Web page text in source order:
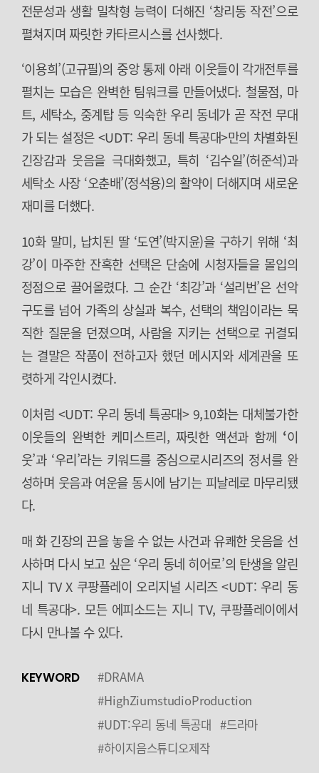
전문성과 생활 밀착형 능력이 더해진 ‘창리동 작전’으로
펼쳐지며 짜릿한 카타르시스를 선사했다.
‘이용희’(고규필)의 중앙 통제 아래 이웃들이 각개전투를
펼치는 모습은 완벽한 팀워크를 만들어냈다. 철물점, 마
트, 세탁소, 중계탑 등 익숙한 우리 동네가 곧 작전 무대
가 되는 설정은 <UDT: 우리 동네 특공대>만의 차별화된
긴장감과 웃음을 극대화했고, 특히 ‘김수일’(허준석)과
세탁소 사장 ‘오춘배’(정석용)의 활약이 더해지며 새로운
재미를 더했다.
10화 말미, 납치된 딸 ‘도연’(박지윤)을 구하기 위해 ‘최
강’이 마주한 잔혹한 선택은 단숨에 시청자들을 몰입의
정점으로 끌어올렸다. 그 순간 ‘최강’과 ‘설리번’은 선악
구도를 넘어 가족의 상실과 복수, 선택의 책임이라는 묵
직한 질문을 던졌으며, 사람을 지키는 선택으로 귀결되
는 결말은 작품이 전하고자 했던 메시지와 세계관을 또
렷하게 각인시켰다.
이처럼 <UDT: 우리 동네 특공대> 9,10화는 대체불가한
이웃들의 완벽한 케미스트리, 짜릿한 액션과 함께 ‘이
웃’과 ‘우리’라는 키워드를 중심으로시리즈의 정서를 완
성하며 웃음과 여운을 동시에 남기는 피날레로 마무리됐
다.
매 화 긴장의 끈을 놓을 수 없는 사건과 유쾌한 웃음을 선
사하며 다시 보고 싶은 ‘우리 동네 히어로’의 탄생을 알린
지니 TV X 쿠팡플레이 오리지널 시리즈 <UDT: 우리 동
네 특공대>. 모든 에피소드는 지니 TV, 쿠팡플레이에서
다시 만나볼 수 있다.
KEYWORD
#DRAMA
#HighZiumstudioProduction
#UDT:우리 동네 특공대 #드라마
#하이지음스튜디오제작